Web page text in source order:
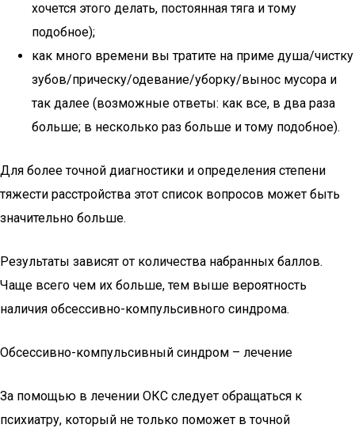
хочется этого делать, постоянная тяга и тому
подобное);
как много времени вы тратите на приме душа/чистку
зубов/прическу/одевание/уборку/вынос мусора и
так далее (возможные ответы: как все, в два раза
больше; в несколько раз больше и тому подобное).
Для более точной диагностики и определения степени
тяжести расстройства этот список вопросов может быть
значительно больше.
Результаты зависят от количества набранных баллов.
Чаще всего чем их больше, тем выше вероятность
наличия обсессивно-компульсивного синдрома.
Обсессивно-компульсивный синдром – лечение
За помощью в лечении ОКС следует обращаться к
психиатру, который не только поможет в точной